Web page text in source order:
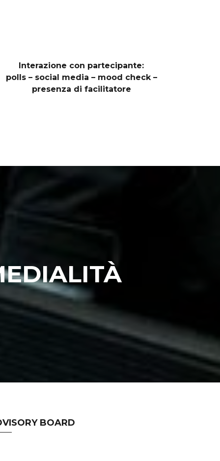
Interazione con partecipante:
polls – social media – mood check –
presenza di facilitatore
BOARD